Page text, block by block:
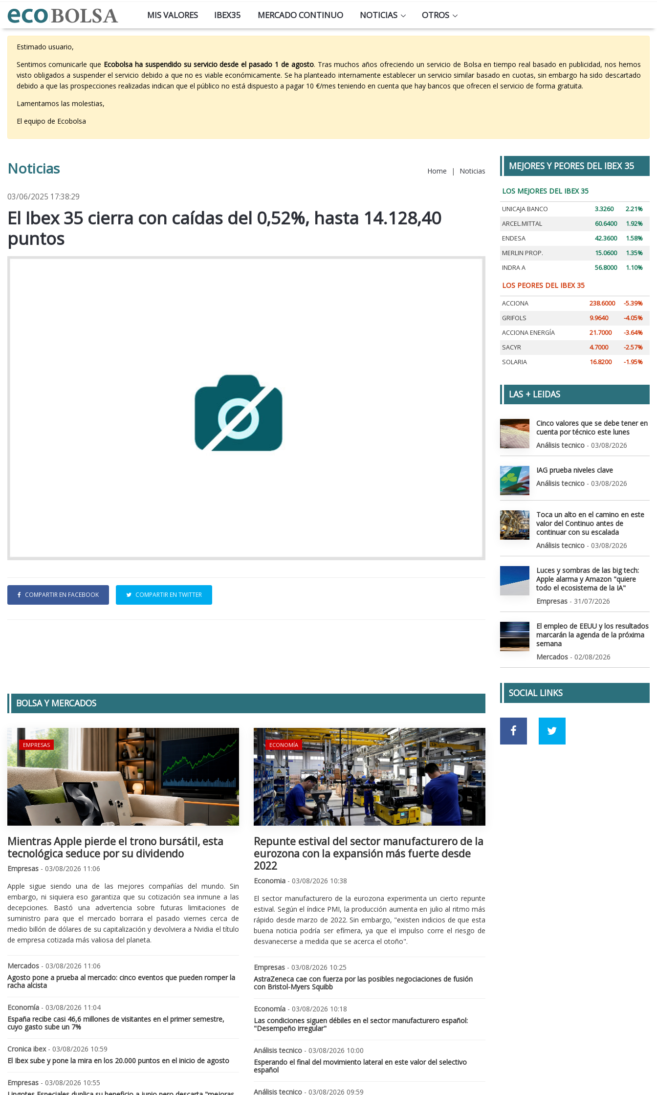
MIS VALORES IBEX35 MERCADO CONTINUO NOTICIAS OTROS
Estimado usuario,
Sentimos comunicarle que Ecobolsa ha suspendido su servicio desde el pasado 1 de agosto. Tras muchos años ofreciendo un servicio de Bolsa en tiempo real basado en publicidad, nos hemos
visto obligados a suspender el servicio debido a que no es viable económicamente. Se ha planteado internamente establecer un servicio similar basado en cuotas, sin embargo ha sido descartado
debido a que las prospecciones realizadas indican que el público no está dispuesto a pagar 10 €/mes teniendo en cuenta que hay bancos que ofrecen el servicio de forma gratuita.
Lamentamos las molestias,
El equipo de Ecobolsa
Noticias Home | Noticias
03/06/2025 17:38:29
El Ibex 35 cierra con caídas del 0,52%, hasta 14.128,40
puntos
COMPARTIR EN FACEBOOK COMPARTIR EN TWITTER
BOLSA Y MERCADOS
EMPRESAS
Mientras Apple pierde el trono bursátil, esta
tecnológica seduce por su dividendo
Empresas - 03/08/2026 11:06
Apple sigue siendo una de las mejores compañías del mundo. Sin
embargo, ni siquiera eso garantiza que su cotización sea inmune a las
decepciones. Bastó una advertencia sobre futuras limitaciones de
suministro para que el mercado borrara el pasado viernes cerca de
medio billón de dólares de su capitalización y devolviera a Nvidia el título
de empresa cotizada más valiosa del planeta.
Mercados - 03/08/2026 11:06
Agosto pone a prueba al mercado: cinco eventos que pueden romper la
racha alcista
Economía - 03/08/2026 11:04
España recibe casi 46,6 millones de visitantes en el primer semestre,
cuyo gasto sube un 7%
Cronica ibex- 03/08/2026 10:59
El Ibex sube y pone la mira en los 20.000 puntos en el inicio de agosto
Empresas - 03/08/2026 10:55
ECONOMÍA
Repunte estival del sector manufacturero de la
eurozona con la expansión más fuerte desde
2022
Economia - 03/08/2026 10:38
El sector manufacturero de la eurozona experimenta un cierto repunte
estival. Según el índice PMI, la producción aumenta en julio al ritmo más
rápido desde marzo de 2022. Sin embargo, "existen indicios de que esta
buena noticia podría ser efímera, ya que el impulso corre el riesgo de
desvanecerse a medida que se acerca el otoño".
Empresas - 03/08/2026 10:25
AstraZeneca cae con fuerza por las posibles negociaciones de fusión
con Bristol-Myers Squibb
Economía - 03/08/2026 10:18
Las condiciones siguen débiles en el sector manufacturero español:
"Desempeño irregular"
Análisis tecnico - 03/08/2026 10:00
Esperando el final del movimiento lateral en este valor del selectivo
español
Análisis tecnico - 03/08/2026 09:59
MEJORES Y PEORES DEL IBEX 35
LOS MEJORES DEL IBEX 35
UNICAJA BANCO 3.3260
2.21%
ARCEL.MITTAL
60.6400
1.92%
ENDESA
42.3600
1.58%
MERLIN PROP.
15.0600
1.35%
INDRA A
56.8000 1.10%
LOS PEORES DEL IBEX 35
ACCIONA 238.6000
-5.39%
GRIFOLS
9.9640
-4.05%
ACCIONA ENERGÍA
21.7000
-3.64%
SACYR
4.7000
-2.57%
SOLARIA
16.8200 -1.95%
LAS + LEIDAS
Cinco valores que se debe tener en
cuenta por técnico este lunes
Análisis tecnico - 03/08/2026
IAG prueba niveles clave
Análisis tecnico - 03/08/2026
Toca un alto en el camino en este
valor del Continuo antes de
continuar con su escalada
Análisis tecnico - 03/08/2026
Luces y sombras de las big tech:
Apple alarma y Amazon "quiere
todo el ecosistema de la IA"
Empresas - 31/07/2026
El empleo de EEUU y los resultados
marcarán la agenda de la próxima
semana
Mercados - 02/08/2026
SOCIAL LINKS